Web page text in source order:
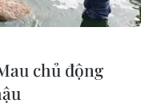
chủ động